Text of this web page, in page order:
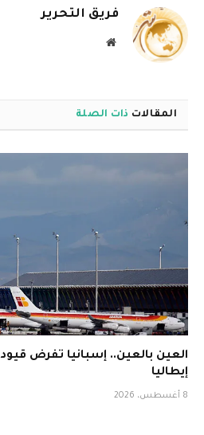
فريق التحرير
موقع
المقالات ذات الصلة
العين بالعين.. إسبانيا تفرض
إيطاليا
8 أغسطس، 2026